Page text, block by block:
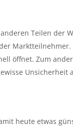
Teilen der
öffnet. Zum
heute etwas